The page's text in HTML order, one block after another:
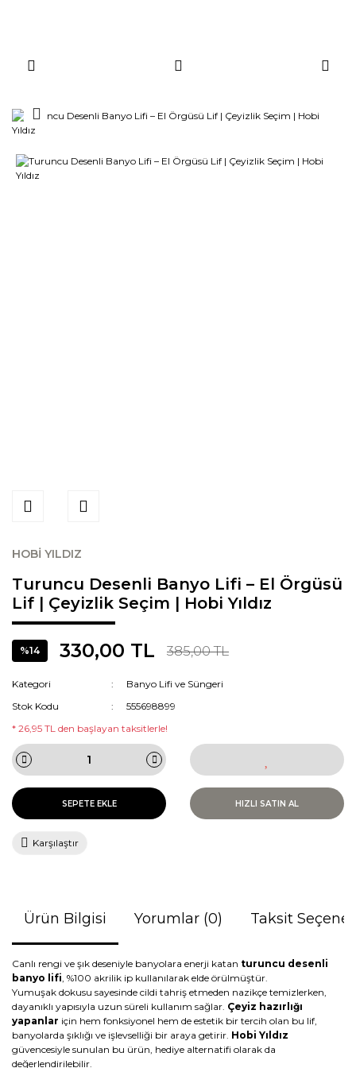
HOBİ YILDIZ
Turuncu Desenli Banyo Lifi – El Örgüsü
Lif | Çeyizlik Seçim | Hobi Yıldız
%14 330,00 TL 385,00 TL
Kategori
Banyo Lifi ve Süngeri
Stok Kodu
555698899
* 26,95 TL den başlayan taksitlerle!
SEPETE EKLE HIZLI SATIN AL
Karşılaştır
Ürün Bilgisi Yorumlar (0) Taksit
Canlı rengi ve şık deseniyle banyolara enerji katan turuncu desenli
banyo lifi, %100 akrilik ip kullanılarak elde örülmüştür.
Yumuşak dokusu sayesinde cildi tahriş etmeden nazikçe temizlerken,
dayanıklı yapısıyla uzun süreli kullanım sağlar. Çeyiz hazırlığı
yapanlar için hem fonksiyonel hem de estetik bir tercih olan bu lif,
banyolarda şıklığı ve işlevselliği bir araya getirir. Hobi Yıldız
güvencesiyle sunulan bu ürün, hediye alternatifi olarak da
değerlendirilebilir.